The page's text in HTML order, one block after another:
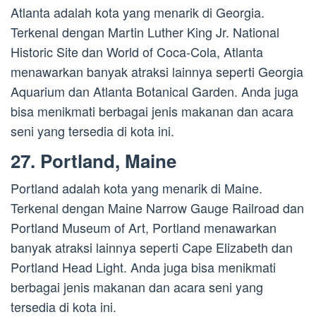
Atlanta adalah kota yang menarik di Georgia.
Terkenal dengan Martin Luther King Jr. National
Historic Site dan World of Coca-Cola, Atlanta
menawarkan banyak atraksi lainnya seperti Georgia
Aquarium dan Atlanta Botanical Garden. Anda juga
bisa menikmati berbagai jenis makanan dan acara
seni yang tersedia di kota ini.
27. Portland, Maine
Portland adalah kota yang menarik di Maine.
Terkenal dengan Maine Narrow Gauge Railroad dan
Portland Museum of Art, Portland menawarkan
banyak atraksi lainnya seperti Cape Elizabeth dan
Portland Head Light. Anda juga bisa menikmati
berbagai jenis makanan dan acara seni yang
tersedia di kota ini.